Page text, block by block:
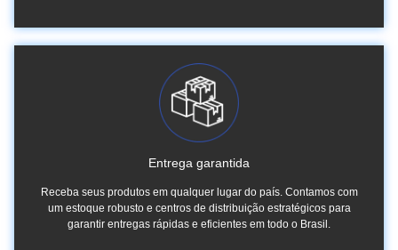
Entrega garantida
Receba seus produtos em qualquer lugar do país. Contamos com
um estoque robusto e centros de distribuição estratégicos para
garantir entregas rápidas e eficientes em todo o Brasil.